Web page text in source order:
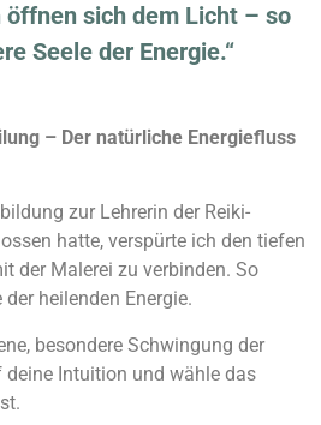
öffnen sich dem Licht – so
Seele der Energie.“
– Der natürliche Energiefluss
zur Lehrerin der Reiki-
hatte, verspürte ich den tiefen
der Malerei zu verbinden. So
heilenden Energie.
besondere Schwingung der
deine Intuition und wähle das